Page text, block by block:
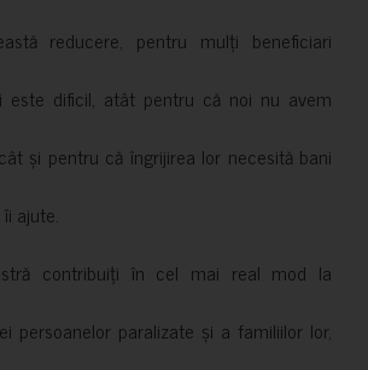
reducere, pentru mulți beneficiari
este dificil, atât pentru că noi nu avem
și pentru că îngrijirea lor necesită bani
ajute.
contribuiți în cel mai real mod la
persoanelor paralizate și a familiilor lor,